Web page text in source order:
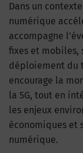
Dans un
numérique
accompagne
fixes et mobiles,
déploiement du
encourage la
la 5G, tout en
les enjeux
économiques et
numérique.